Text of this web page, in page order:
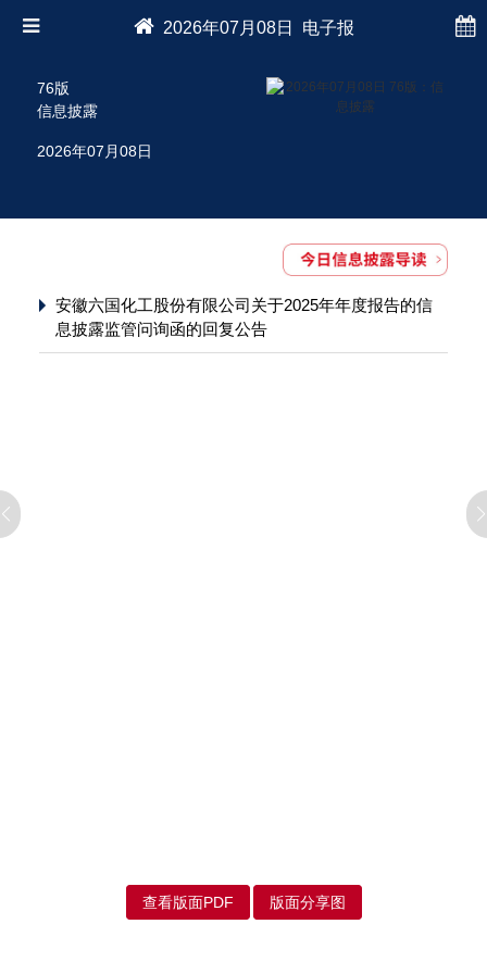
2026年07月08日 电子报
76版
信息披露
2026年07月08日
安徽六国化工股份有限公司关于2025年年度报告的信
息披露监管问询函的回复公告
查看版面PDF 版面分享图